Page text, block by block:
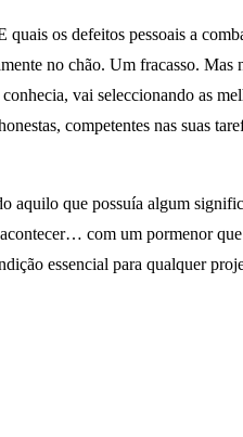
os defeitos pessoais a
no chão. Um fracasso. Mas
vai seleccionando as
competentes nas suas
aquilo que possuía algum
com um pormenor
essencial para qualquer